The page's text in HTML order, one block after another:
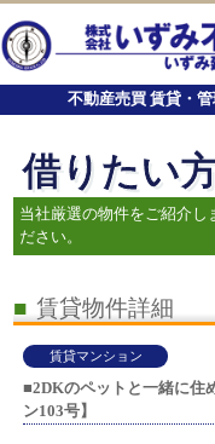
不動産売買 賃貸・
借りたい
当社厳選の物件をご紹介し
ださい。
■ 賃貸物件詳細
賃貸マンション
■2DKのペットと一緒に住
ン103号】